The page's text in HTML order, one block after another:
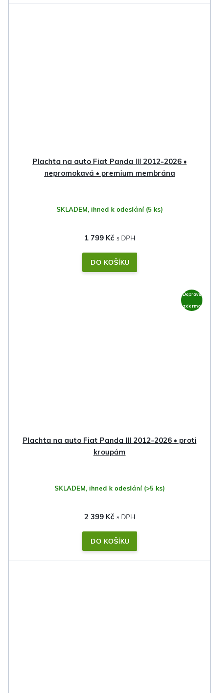
Plachta na auto Fiat Panda III 2012-2026 •
nepromokavá • premium membrána
SKLADEM, ihned k odeslání (5 ks)
1 799 Kč
DO KOŠÍKU
Doprava
zdarma
Plachta na auto Fiat Panda III 2012-2026 • proti
kroupám
SKLADEM, ihned k odeslání (>5 ks)
2 399 Kč
DO KOŠÍKU